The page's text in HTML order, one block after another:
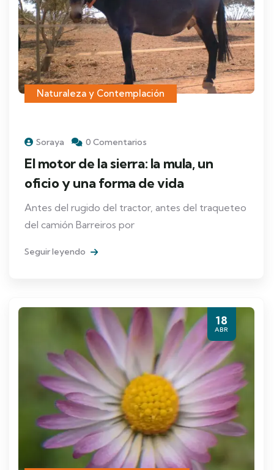
Naturaleza y Contemplación
Soraya 0 Comentarios
El motor de la sierra: la mula, un
oficio y una forma de vida
Antes del rugido del tractor, antes del traqueteo
del camión Barreiros por
Seguir leyendo
18
ABR